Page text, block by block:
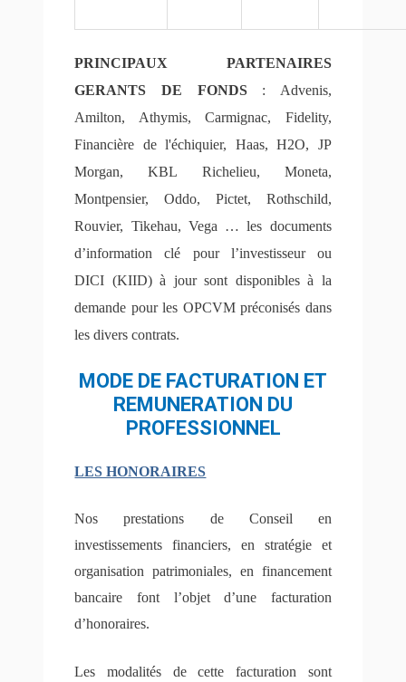
PRINCIPAUX PARTENAIRES
GERANTS DE FONDS: Advenis,
Amilton, Athymis, Carmignac, Fidelity,
Financière de l'échiquier, Haas, H2O, JP
Morgan, KBL Richelieu, Moneta,
Montpensier, Oddo, Pictet, Rothschild,
Rouvier, Tikehau, Vega … les documents
d’information clé pour l’investisseur ou
DICI (KIID)à joursont disponibles à la
demande pour les OPCVM préconisés dans
les divers contrats.
MODE DE FACTURATION ET
REMUNERATION DU
PROFESSIONNEL
LES HONORAIRES
Nos prestations de Conseil en
investissements financiers, en stratégie et
organisation patrimoniales, en financement
bancaire font l’objet d’une facturation
d’honoraires.
Les modalités de cette facturation sont